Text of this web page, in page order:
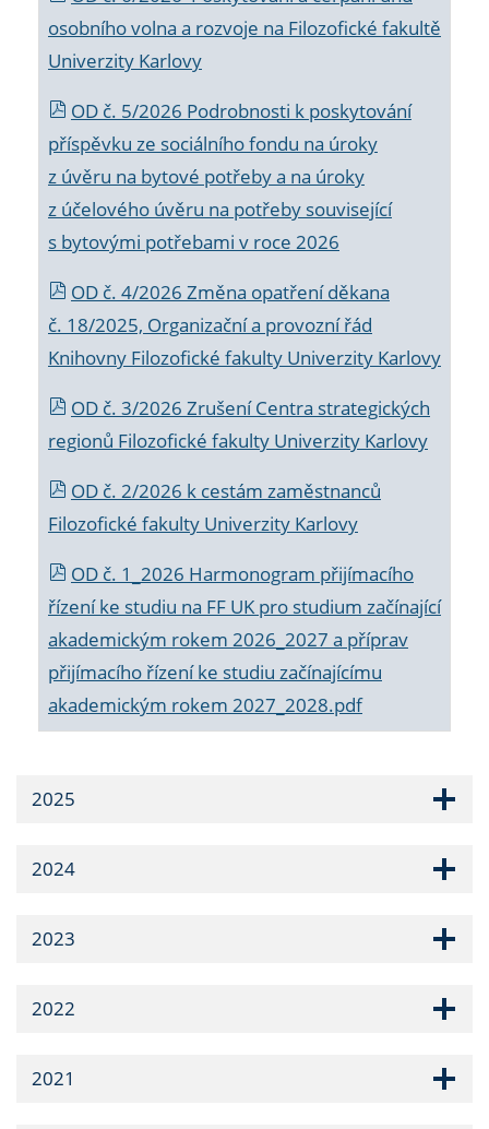
osobního volna a rozvoje na Filozofické fakultě
Univerzity Karlovy
OD č. 5/2026 Podrobnosti k poskytování
příspěvku ze sociálního fondu na úroky
z úvěru na bytové potřeby a na úroky
z účelového úvěru na potřeby související
s bytovými potřebami v roce 2026
OD č. 4/2026 Změna opatření děkana
č. 18/2025, Organizační a provozní řád
Knihovny Filozofické fakulty Univerzity Karlovy
OD č. 3/2026 Zrušení Centra strategických
regionů Filozofické fakulty Univerzity Karlovy
OD č. 2/2026 k cestám zaměstnanců
Filozofické fakulty Univerzity Karlovy
OD č. 1_2026 Harmonogram přijímacího
řízení ke studiu na FF UK pro studium začínající
akademickým rokem 2026_2027 a příprav
přijímacího řízení ke studiu začínajícímu
akademickým rokem 2027_2028.pdf
2025
2024
2023
2022
2021